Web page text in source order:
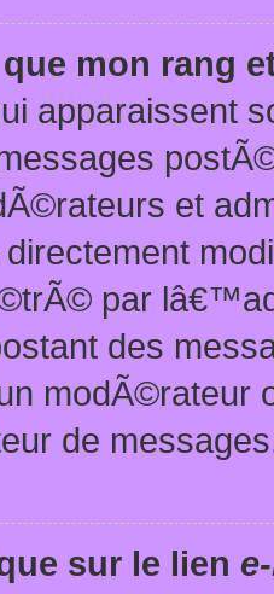
mon rang
apparaissent
et
directement
par
des
modÃ©rateur
de
sur le lien